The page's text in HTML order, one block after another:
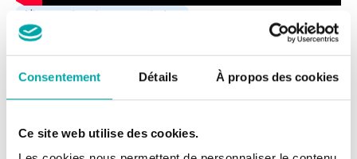
Consentement Détails À propos des cookies
Ce site web utilise des cookies.
Alimentation risques sanitaires
Modélisation et Simulation
Risques sanitaires environnement
Partagez
Muriel Mercier-Bonin– Directrice de
recherche biologiste